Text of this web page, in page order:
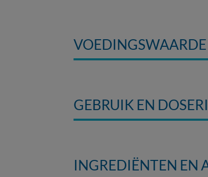
VOEDINGSWAARDE
GEBRUIK EN
INGREDIËNTEN EN